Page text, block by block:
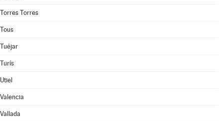
Torres Torres
Tous
Tuéjar
Turís
Utiel
Valencia
Vallada